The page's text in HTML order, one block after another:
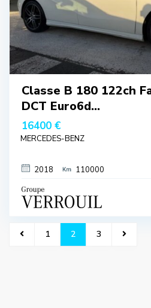
Classe B 180 122ch
DCT Euro6d...
16400 €
MERCEDES-BENZ
2018 110000
1 2 3